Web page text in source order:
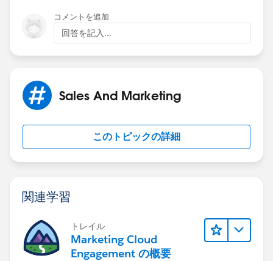
コメントを追加
回答を記入...
Sales And Marketing
このトピックの詳細
関連学習
トレイル
Marketing Cloud
Engagement の概要